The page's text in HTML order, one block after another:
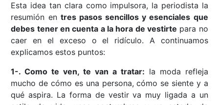
Esta idea tan clara como impulsora, la periodista la
resumión en tres pasos sencillos y esenciales que
debes tener en cuenta a la hora de vestirte para no
caer en el exceso o el ridículo. A continuamos
explicamos estos puntos:
1-. Como te ven, te van a tratar: la moda refleja
mucho de cómo es una persona, cómo se siente y a
qué aspira. La forma de vestir va muy ligada a un